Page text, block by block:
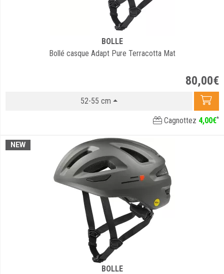
BOLLE
Bollé casque Adapt Pure Terracotta Mat
80,00€
52-55 cm
Cagnottez 4,00€*
NEW
BOLLE